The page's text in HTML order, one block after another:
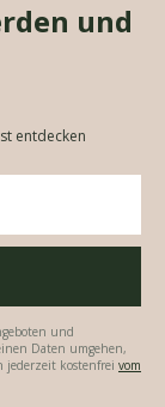
und
entdecken
und
Daten umgehen,
jederzeit kostenfrei vom